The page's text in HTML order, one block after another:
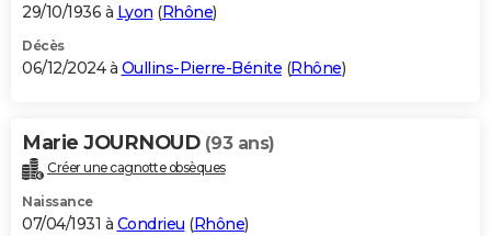
29/10/1936 à Lyon (Rhône)
Décès
06/12/2024 à Oullins-Pierre-Bénite (Rhône)
Marie JOURNOUD (93 ans)
Créer une cagnotte obsèques
Naissance
07/04/1931 à Condrieu (Rhône)